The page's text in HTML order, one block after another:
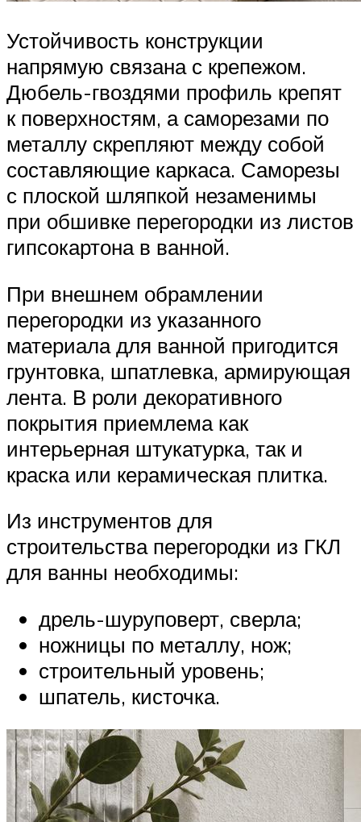
Устойчивость конструкции
напрямую связана с крепежом.
Дюбель-гвоздями профиль крепят
к поверхностям, а саморезами по
металлу скрепляют между собой
составляющие каркаса. Саморезы
с плоской шляпкой незаменимы
при обшивке перегородки из листов
гипсокартона в ванной.
При внешнем обрамлении
перегородки из указанного
материала для ванной пригодится
грунтовка, шпатлевка, армирующая
лента. В роли декоративного
покрытия приемлема как
интерьерная штукатурка, так и
краска или керамическая плитка.
Из инструментов для
строительства перегородки из ГКЛ
для ванны необходимы:
дрель-шуруповерт, сверла;
ножницы по металлу, нож;
строительный уровень;
шпатель, кисточка.